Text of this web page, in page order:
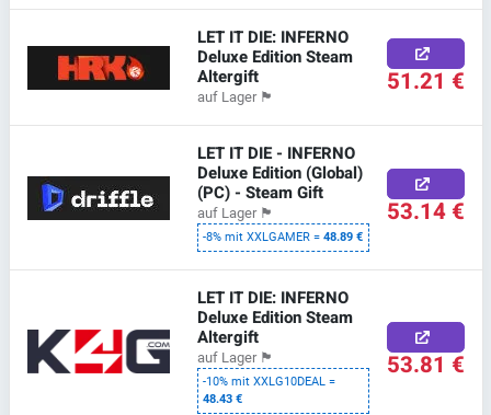
LET IT DIE: INFERNO
Deluxe Edition Steam
Altergift
auf Lager 🏴 51.21 €
LET IT DIE - INFERNO
Deluxe Edition (Global)
(PC) - Steam Gift
auf Lager 🏴
-8% mit XXLGAMER =48.89 €
53.14 €
LET IT DIE: INFERNO
Deluxe Edition Steam
Altergift
auf Lager 🏴
-10% mit XXLG10DEAL =
48.43 €
53.81 €